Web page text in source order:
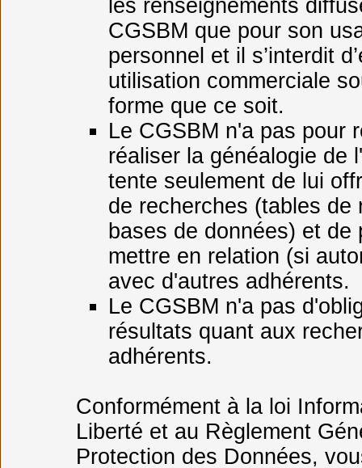
les renseignements
CGSBM que pour son
personnel et il s’interdit
utilisation commerciale
forme que ce soit.
Le CGSBM n'a pas pour
réaliser la généalogie de
tente seulement de lui
de recherches (tables de
bases de données) et de
mettre en relation (si
avec d'autres adhérents.
Le CGSBM n'a pas
résultats quant aux
adhérents.
Conformément à la loi
Liberté et au Règlement
Protection des Données,